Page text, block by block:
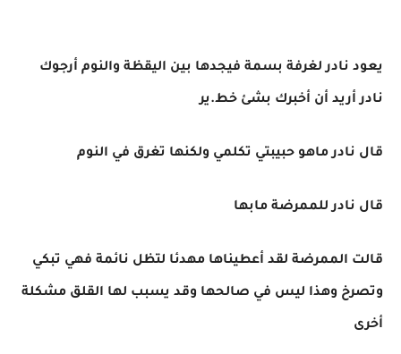
يعود نادر لغرفة بسمة فيجدها بين اليقظة والنوم أرجوك
نادر أريد أن أخبرك بشئ خط.ير
قال نادر ماهو حبيبتي تكلمي ولكنها تغرق في النوم
قال نادر للممرضة مابها
قالت الممرضة لقد أعطيناها مهدئا لتظل نائمة فهي تبكي
وتصرخ وهذا ليس في صالحها وقد يسبب لها القلق مشكلة
أخرى